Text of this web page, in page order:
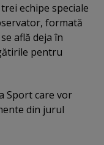
echipe speciale
formată
află deja în
pentru
Sport care vor
din jurul